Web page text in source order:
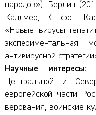
народов»). Берлин
Каллмер, К. фон
«Новые вирусы
экспериментальная
антивирусной
Научные интересы:
Центральной и
европейской части
верования, воинские